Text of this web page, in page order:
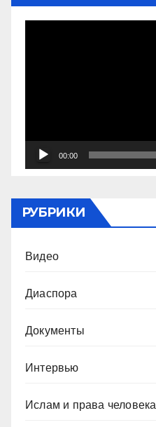
00:00
РУБРИКИ
Видео
Диаспора
Документы
Интервью
Ислам и права человека